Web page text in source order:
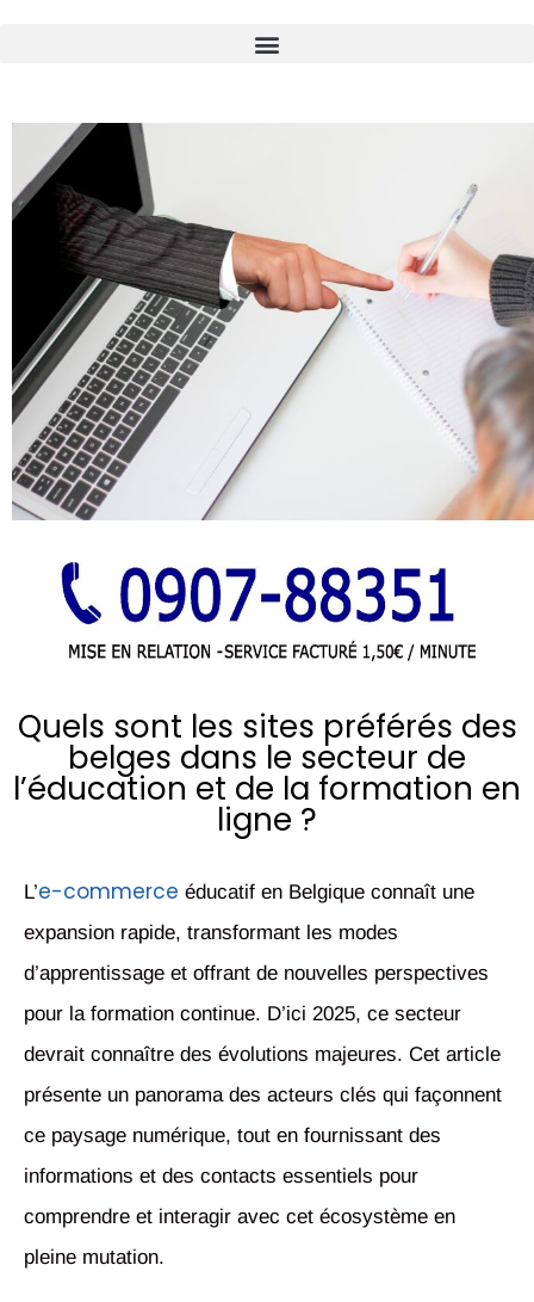
Quels sont les sites préférés des
belges dans le secteur de
l’éducation et de la formation en
ligne ?
L’e-commerce éducatif en Belgique connaît une
expansion rapide, transformant les modes
d’apprentissage et offrant de nouvelles perspectives
pour la formation continue. D’ici 2025, ce secteur
devrait connaître des évolutions majeures. Cet article
présente un panorama des acteurs clés qui façonnent
ce paysage numérique, tout en fournissant des
informations et des contacts essentiels pour
comprendre et interagir avec cet écosystème en
pleine mutation.